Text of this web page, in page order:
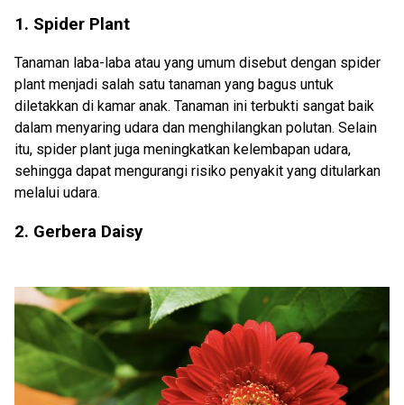
1. Spider Plant
Tanaman laba-laba atau yang umum disebut dengan spider
plant menjadi salah satu tanaman yang bagus untuk
diletakkan di kamar anak. Tanaman ini terbukti sangat baik
dalam menyaring udara dan menghilangkan polutan. Selain
itu, spider plant juga meningkatkan kelembapan udara,
sehingga dapat mengurangi risiko penyakit yang ditularkan
melalui udara.
2. Gerbera Daisy